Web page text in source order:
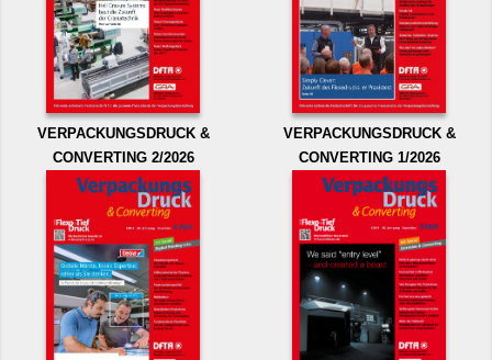
VERPACKUNGSDRUCK &
CONVERTING 2/2026
VERPACKUNGSDRUCK &
CONVERTING 1/2026